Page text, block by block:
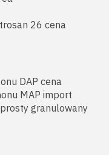
26 cena
DAP cena
MAP import
granulowany